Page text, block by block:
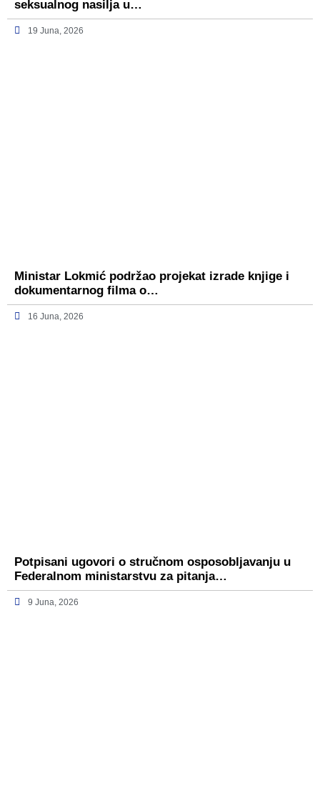
seksualnog nasilja u…
19 Juna, 2026
Ministar Lokmić podržao projekat izrade knjige i
dokumentarnog filma o…
16 Juna, 2026
Potpisani ugovori o stručnom osposobljavanju u
Federalnom ministarstvu za pitanja…
9 Juna, 2026